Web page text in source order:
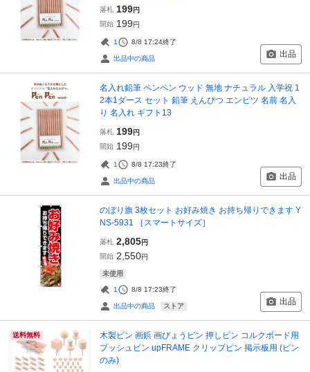
落札 199円
開始 199円
1 8/8 17:24終了
出品中の商品 出品
名入れ鉛筆 ペンペン ウッド 無地 ナチュラル 入学祝 1
2本1ダース セット 鉛筆 えんぴつ エンピツ 名前 名入
り 名入れ ギフト13
落札 199円
開始 199円
1 8/8 17:23終了
出品中の商品 出品
のぼり旗 3枚セット お好み焼き お持ち帰りできます Y
NS-5931 ［スマートサイズ］
落札 2,805円
開始 2,550円
未使用
1 8/8 17:23終了
出品中の商品 ストア 出品
送料無料
木製ピン 画鋲 画びょうピン 押しピン コルクボード用
プッシュピン upFRAME クリップピン 掲示板用 (ピン
のみ)